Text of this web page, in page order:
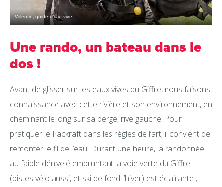
Valentin, guide d’eau vive…
Une rando, un bateau dans le
dos !
Avant de glisser sur les eaux vives du Giffre, nous faisons
connaissance avec cette rivière et son environnement, en
cheminant le long sur sa berge, rive gauche. Pour
pratiquer le Packraft dans les règles de l’art, il convient de
remonter le fil de l’eau. Durant une heure, la randonnée
au faible dénivelé empruntant la voie verte du Giffre
(pistes vélo aussi, et ski de fond l’hiver) est éclairante ;